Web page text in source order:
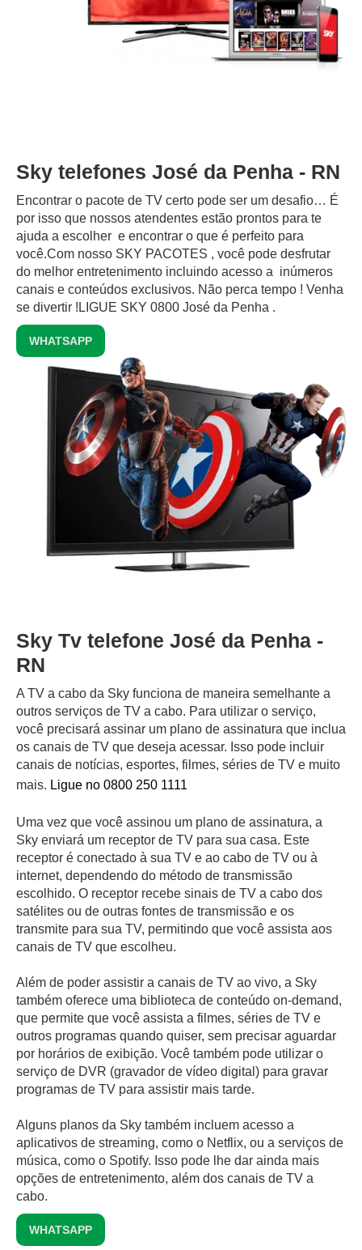
Sky telefones José da Penha - RN
Encontrar o pacote de TV certo pode ser um desafio… É
por isso que nossos atendentes estão prontos para te
ajuda a escolher e encontrar o que é perfeito para
você.Com nosso SKY PACOTES , você pode desfrutar
do melhor entretenimento incluindo acesso a inúmeros
canais e conteúdos exclusivos.‍ Não perca tempo ! Venha
se divertir !LIGUE SKY 0800 José da Penha .
WHATSAPP
Sky Tv telefone José da Penha -
RN
A TV a cabo da Sky funciona de maneira semelhante a
outros serviços de TV a cabo. Para utilizar o serviço,
você precisará assinar um plano de assinatura que inclua
os canais de TV que deseja acessar. Isso pode incluir
canais de notícias, esportes, filmes, séries de TV e muito
mais. Ligue no 0800 250 1111
Uma vez que você assinou um plano de assinatura, a
Sky enviará um receptor de TV para sua casa. Este
receptor é conectado à sua TV e ao cabo de TV ou à
internet, dependendo do método de transmissão
escolhido. O receptor recebe sinais de TV a cabo dos
satélites ou de outras fontes de transmissão e os
transmite para sua TV, permitindo que você assista aos
canais de TV que escolheu.
Além de poder assistir a canais de TV ao vivo, a Sky
também oferece uma biblioteca de conteúdo on-demand,
que permite que você assista a filmes, séries de TV e
outros programas quando quiser, sem precisar aguardar
por horários de exibição. Você também pode utilizar o
serviço de DVR (gravador de vídeo digital) para gravar
programas de TV para assistir mais tarde.
Alguns planos da Sky também incluem acesso a
aplicativos de streaming, como o Netflix, ou a serviços de
música, como o Spotify. Isso pode lhe dar ainda mais
opções de entretenimento, além dos canais de TV a
cabo.
WHATSAPP